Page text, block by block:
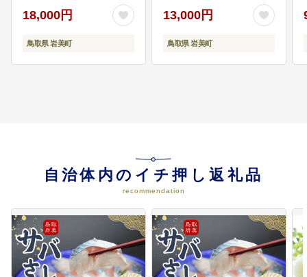
【41022】
18,000円
鳥取県 岩美町
【41047】
13,000円
鳥取県 岩美町
自治体内のイチ押し返礼品
recommendation